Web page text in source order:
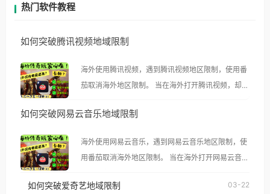
热门软件教程
如何突破腾讯视频地域限制
海外使用腾讯视频，遇到腾讯视频地区限制，使用番
茄取消海外地区限制。 当在海外打开腾讯视频，却突
示语。 海外用户如香港、澳门、台湾、美国、加拿
像其他音乐平台一样，出现地区及版权限制问题，且
仅能在中国大陆地区播放。 遇到这个问题的朋友们，
如何突破网易云音乐地域限制
海外使用网易云音乐，遇到网易云音乐地区限制，使
用番茄取消海外地区限制。 当在海外打开网易云音
播放”的提示语。 海外用户如香港、澳门、台湾、美
如何突破爱奇艺地域限制 03-22